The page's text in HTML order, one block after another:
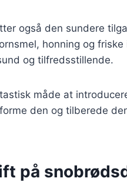
også den sundere
honning og
og tilfredsstillende.
måde at
den og tilberede
på